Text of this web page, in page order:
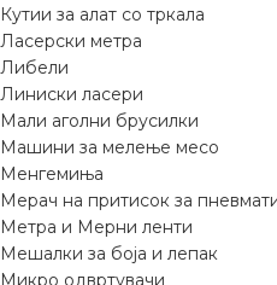
Кутии за алат со тркала
Ласерски метра
Либели
Линиски ласери
Мали аголни брусилки
Машини за мелење месо
Менгемиња
Мерач на притисок за
Метра и Мерни ленти
Мешалки за боја и лепак
Микро одвртувачи